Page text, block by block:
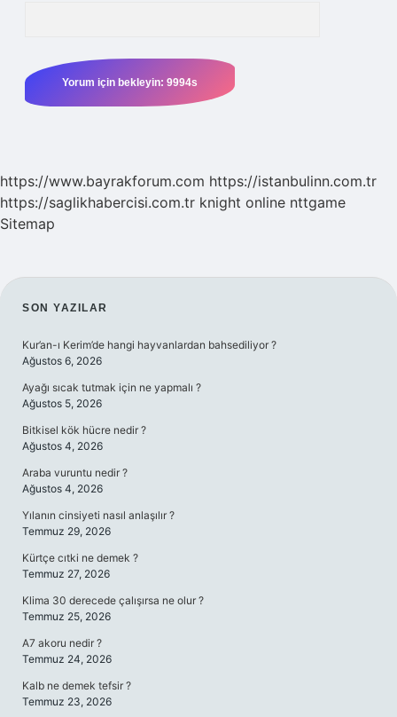
https://www.bayrakforum.com https://istanbulinn.com.tr
https://saglikhabercisi.com.tr knight online nttgame
Sitemap
SIDEBAR
SON YAZILAR
Kur’an-ı Kerim’de hangi hayvanlardan bahsediliyor ?
Ağustos 6, 2026
Ayağı sıcak tutmak için ne yapmalı ?
Ağustos 5, 2026
Bitkisel kök hücre nedir ?
Ağustos 4, 2026
Araba vuruntu nedir ?
Ağustos 4, 2026
Yılanın cinsiyeti nasıl anlaşılır ?
Temmuz 29, 2026
Kürtçe cıtki ne demek ?
Temmuz 27, 2026
Klima 30 derecede çalışırsa ne olur ?
Temmuz 25, 2026
A7 akoru nedir ?
Temmuz 24, 2026
Kalb ne demek tefsir ?
Temmuz 23, 2026